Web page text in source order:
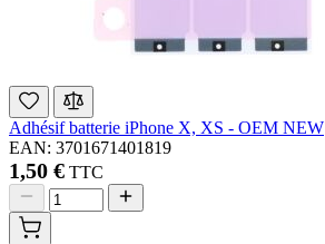
Adhésif batterie iPhone X, XS - OEM NEW
EAN: 3701671401819
1,50 € TTC